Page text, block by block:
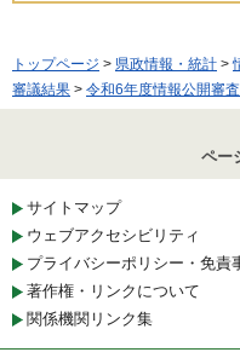
トップページ > 県政情報・統計 >
審議結果 > 令和6年度情報公開審
ペー
サイトマップ
ウェブアクセシビリティ
プライバシーポリシー・免責
著作権・リンクについて
関係機関リンク集